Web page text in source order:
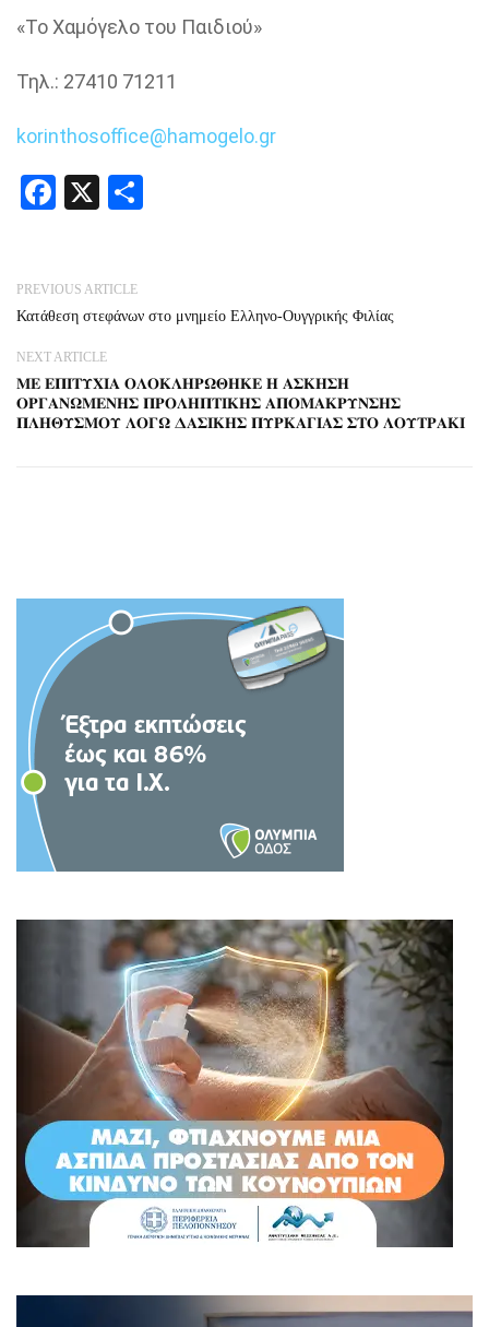
«Το Χαμόγελο του Παιδιού»
Τηλ.: 27410 71211
korinthosoffice@hamogelo.gr
Facebook
X
PREVIOUS ARTICLE
Κατάθεση στεφάνων στο μνημείο Ελληνο-Ουγγρικής Φιλίας
NEXT ARTICLE
𝚳𝚬 𝚬𝚷𝚰𝚻𝚼𝚾𝚰𝚨 𝚶𝚲𝚶𝚱𝚲𝚮𝚸𝛀𝚯𝚮𝚱𝚬 𝚮 𝚨𝚺𝚱𝚮𝚺𝚮
𝚶𝚸𝚪𝚨𝚴𝛀𝚳𝚬𝚴𝚮𝚺 𝚷𝚸𝚶𝚲𝚮𝚷𝚻𝚰𝚱𝚮𝚺 𝚨𝚷𝚶𝚳𝚨𝚱𝚸𝚼𝚴𝚺𝚮𝚺
𝚷𝚲𝚮𝚯𝚼𝚺𝚳𝚶𝚼 𝚲𝚶𝚪𝛀 𝚫𝚨𝚺𝚰𝚱𝚮𝚺 𝚷𝚼𝚸𝚱𝚨𝚪𝚰𝚨𝚺 𝚺𝚻𝚶 𝚲𝚶𝚼𝚻𝚸𝚨𝚱𝚰